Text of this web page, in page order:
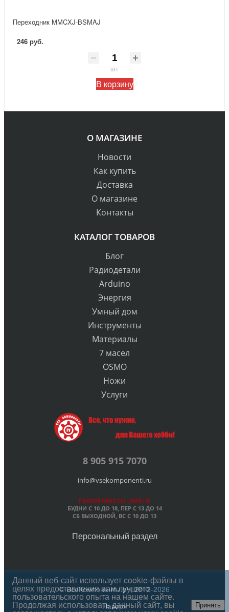
Переходник MMCXJ-BSMAJ
246 руб.
шт
В корзину
О МАГАЗИНЕ
Новости
Как купить
Доставка
О магазине
Контакты
КАТАЛОГ ТОВАРОВ
Блог
Радиодетали
Arduino
Энергия
Умный дом
Инструменты
Материалы
7 масел
OSMO
Ножи
Услуги
8 905 915 7070
info@vsekomponenti.ru
РЕЖИМ РАБОТЫ: (MSK+4)
БУДНИ С 10 ДО 18, ПЕРС 13 ДО 14
СБ ВЫХОДНОЙ, ВС С 10 ДО 13
Персональный раздел
© ВсеКомпоненты.ру, 2013-2026
Наверх
Данный веб-сайт использует cookie-файлы в
целях предоставления вам лучшего
пользовательского опыта на нашем сайте.
Продолжая использовать данный сайт, вы Принять